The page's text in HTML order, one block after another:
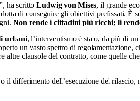
ha scritto Ludwig von Mises, il grande
di conseguire gli obiettivi prefissati. È
Non rende i cittadini più ricchi; li
urbani, l’interventismo è stato, da più di
un vasto spettro di regolamentazione,
altre clausole del contratto, come quelle
differimento dell’esecuzione del